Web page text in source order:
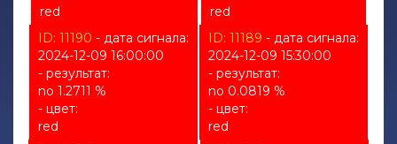
red
red
ID: 11190 - дата сигнала:
2024-12-09 16:00:00
- результат:
no 1.2711 %
- цвет:
red
ID: 11189 - дата сигнала:
2024-12-09 15:30:00
- результат:
no 0.0819 %
- цвет:
red